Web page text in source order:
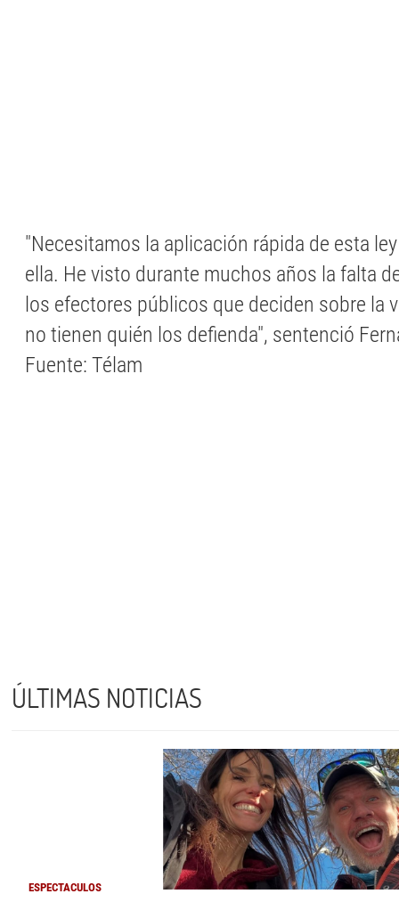
"Necesitamos la aplicación rápida de esta
ella. He visto durante muchos años la falta
los efectores públicos que deciden sobre la
no tienen quién los defienda", sentenció
Fuente: Télam
ÚLTIMAS NOTICIAS
ESPECTACULOS